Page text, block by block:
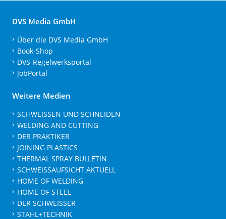
DVS Media GmbH
Über die DVS Media GmbH
Book-Shop
DVS-Regelwerksportal
JobPortal
Weitere Medien
SCHWEISSEN UND SCHNEIDEN
WELDING AND CUTTING
DER PRAKTIKER
JOINING PLASTICS
THERMAL SPRAY BULLETIN
SCHWEISSAUFSICHT AKTUELL
HOME OF WELDING
HOME OF STEEL
DER SCHWEISSER
STAHL+TECHNIK